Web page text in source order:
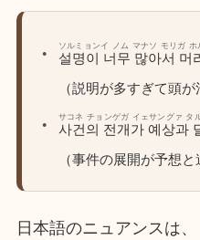
설명이 너무 많아서 머
ソルミョンイ ノム マナソ モリガ ホ
（説明が多すぎて頭が
사건의 전개가 예상과
サコネ チョンゲガ イェサングァ タ
（事件の展開が予想
日本語のニュアンスは